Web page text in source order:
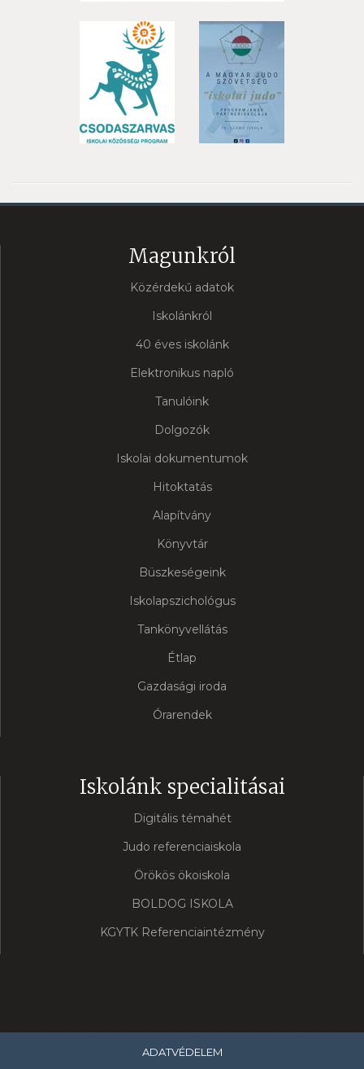
Magunkról
Közérdekű adatok
Iskolánkról
40 éves iskolánk
Elektronikus napló
Tanulóink
Dolgozók
Iskolai dokumentumok
Hitoktatás
Alapítvány
Könyvtár
Büszkeségeink
Iskolapszichológus
Tankönyvellátás
Étlap
Gazdasági iroda
Órarendek
Iskolánk specialitásai
Digitális témahét
Judo referenciaiskola
Örökös ökoiskola
BOLDOG ISKOLA
KGYTK Referenciaintézmény
ADATVÉDELEM